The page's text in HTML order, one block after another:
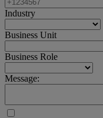
Industry
Business Unit
Business Role
Message: